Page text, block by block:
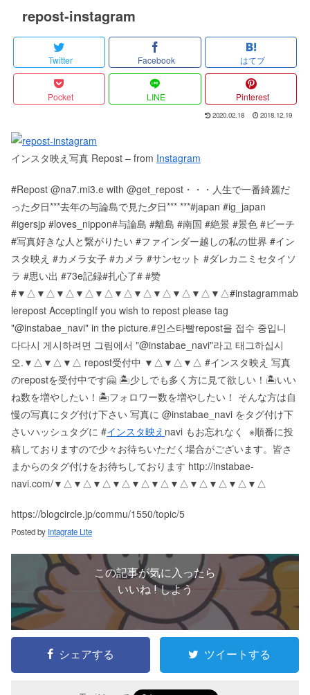
repost-instagram
Twitter Facebook はてブ
Pocket LINE Pinterest
2020.02.18 2018.12.19
インスタ映え写真 Repost – from Instagram
#Repost @na7.mi3.e with @get_repost・・・人生で一番綺麗だ
った夕日***去年の与論島で見た夕日*** ***#japan #ig_japan
#igersjp #loves_nippon#与論島 #離島 #南国 #絶景 #景色 #ビーチ
#写真好きな人と繋がりたい #ファインダー越しの私の世界 #イン
スタ映え #カメラ女子 #カメラ #サンセット #ダレカニミセタイソ
ラ #思い出 #73e記録#扎心了# #赞
# ▼△▼△▼△▼△▼△▼△▼△▼△▼△▼△▼△ #instagrammab
le repost Accepting If you wish to repost please tag
"@instabae_navi" in the picture. #인스타빨 repost을 접수 중입니
다 다시 게시하려면 그림에서 "@instabae_navi"라고 태그하십시
오. ▼△▼△▼△ repost受付中 ▼△▼△▼△ #インスタ映え 写真
のrepostを受付中です🤗 🏝少しでも多く方に見て欲しい！ 🏝いい
ね数を増やしたい！ 🏝フォロワー数を増やしたい！ そんな方は自
慢の写真にタグ付け下さい 写真に @instabae_navi をタグ付け下
さい️ ハッシュタグに #インスタ映え navi もお忘れなく ️ ※順番に投
稿しておりますので少々お待ちいただく場合がございます。 皆さ
まからのタグ付けをお待ちしております http://instabae-
navi.com/ ▼△▼△▼△▼△▼△▼△▼△▼△▼△▼△▼△
https://blogcircle.jp/commu/1550/topic/5
Posted by Intagrate Lite
この記事が気に入ったら
いいね ! しよう
シェアする ツイートする